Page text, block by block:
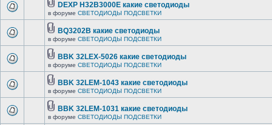
DEXP H32B3000E какие светодиоды
в форуме СВЕТОДИОДЫ ПОДСВЕТКИ
BQ3202B какие светодиоды
в форуме СВЕТОДИОДЫ ПОДСВЕТКИ
BBK 32LEX-5026 какие светодиоды
в форуме СВЕТОДИОДЫ ПОДСВЕТКИ
BBK 32LEM-1043 какие светодиоды
в форуме СВЕТОДИОДЫ ПОДСВЕТКИ
BBK 32LEM-1031 какие светодиоды
в форуме СВЕТОДИОДЫ ПОДСВЕТКИ